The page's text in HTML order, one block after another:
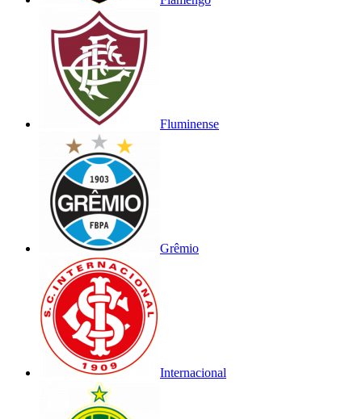
Fluminense
Grêmio
Internacional